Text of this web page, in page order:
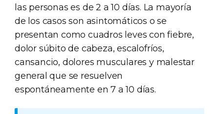
las personas es de 2 a 10 días. La mayoría
de los casos son asintomáticos o se
presentan como cuadros leves con fiebre,
dolor súbito de cabeza, escalofríos,
cansancio, dolores musculares y malestar
general que se resuelven
espontáneamente en 7 a 10 días.